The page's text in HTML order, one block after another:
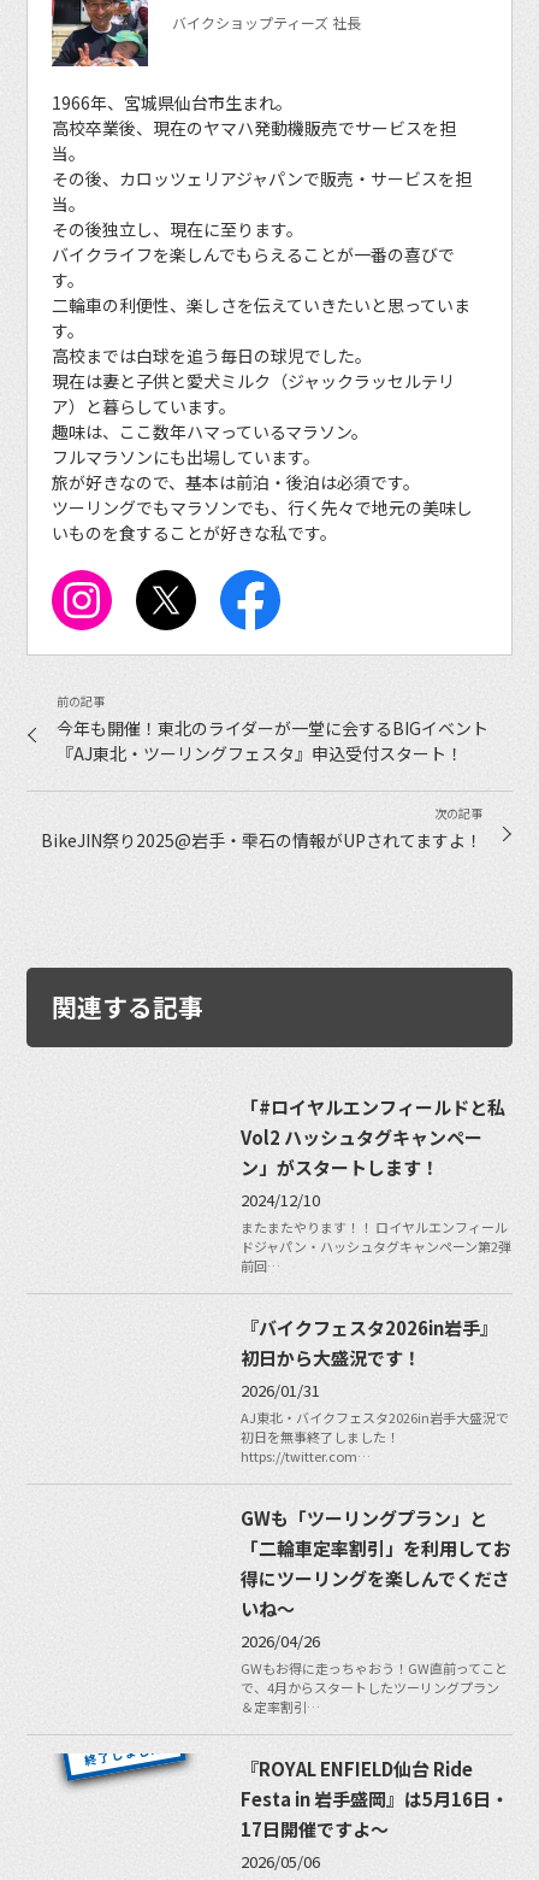
バイクショップティーズ 社長
1966年、宮城県仙台市生まれ。
高校卒業後、現在のヤマハ発動機販売でサービスを担
当。
その後、カロッツェリアジャパンで販売・サービスを担
当。
その後独立し、現在に至ります。
バイクライフを楽しんでもらえることが一番の喜びで
す。
二輪車の利便性、楽しさを伝えていきたいと思っていま
す。
高校までは白球を追う毎日の球児でした。
現在は妻と子供と愛犬ミルク（ジャックラッセルテリ
ア）と暮らしています。
趣味は、ここ数年ハマっているマラソン。
フルマラソンにも出場しています。
旅が好きなので、基本は前泊・後泊は必須です。
ツーリングでもマラソンでも、行く先々で地元の美味し
いものを食することが好きな私です。
今年も開催！東北のライダーが一堂に会するBIGイベント
『AJ東北・ツーリングフェスタ』申込受付スタート！
BikeJIN祭り2025@岩手・雫石の情報がUPされてますよ！
関連する記事
「#ロイヤルエンフィールドと私
Vol2 ハッシュタグキャンペー
ン」がスタートします！
2024/12/10
またまたやります！！ ロイヤルエンフィール
ドジャパン・ハッシュタグキャンペーン第2弾
前回…
『バイクフェスタ2026in岩手』
初日から大盛況です！
2026/01/31
AJ東北・バイクフェスタ2026in岩手大盛況で
初日を無事終了しました！
https://twitter.com…
GWも「ツーリングプラン」と
「二輪車定率割引」を利用してお
得にツーリングを楽しんでくださ
いね〜
2026/04/26
GWもお得に走っちゃおう！GW直前ってこと
で、4月からスタートしたツーリングプラン
＆定率割引…
『ROYAL ENFIELD仙台 Ride
Festa in 岩手盛岡』は5月16日・
17日開催ですよ〜
2026/05/06